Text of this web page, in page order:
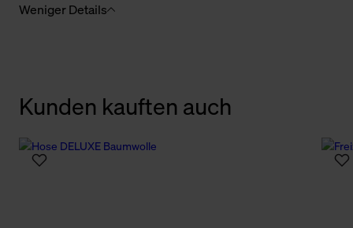
Weniger Details
Kunden kauften auch